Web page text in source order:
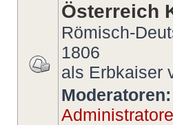
Österreich
Römisch-
1806
als Erbkaiser
Moderatoren: